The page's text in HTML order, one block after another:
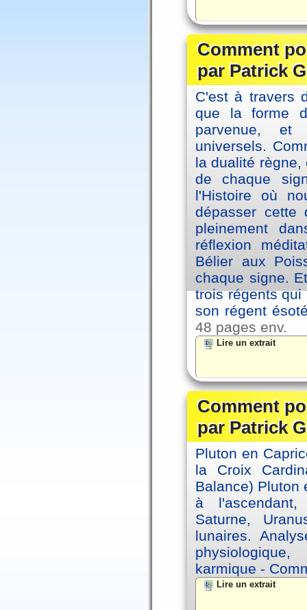
Comment
par Patrick
C'est à travers
que la forme
parvenue, et
universels.
la dualité
de chaque
l'Histoire où
dépasser cette
pleinement
réflexion
Bélier aux
chaque signe.
trois régents
son régent
48 pages env.
Lire un extrait
Comment
par Patrick
Pluton en
la Croix
Balance) Pluton
à
Saturne,
lunaires.
karmique -
Lire un extrait